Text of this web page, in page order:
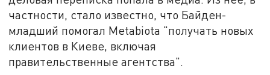
частности, стало известно, что Байден-
младший помогал Metabiota "получать новых
клиентов в Киеве, включая
правительственные агентства".